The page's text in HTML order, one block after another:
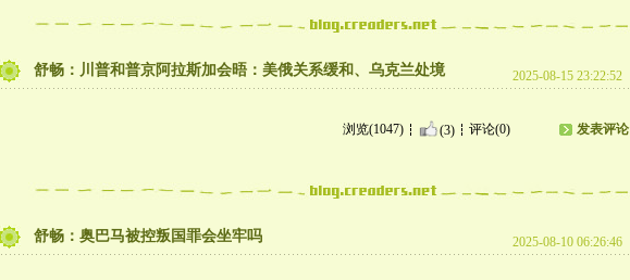
舒畅：川普和普京阿拉斯加会晤：美俄关系缓和、乌克兰处境 2025-08-15 23:22:52
浏览(1047) (3) 评论(0) 发表评论
舒畅：奥巴马被控叛国罪会坐牢吗 2025-08-10 06:26:46